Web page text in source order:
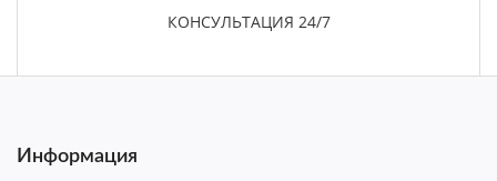
КОНСУЛЬТАЦИЯ 24/7
Информация